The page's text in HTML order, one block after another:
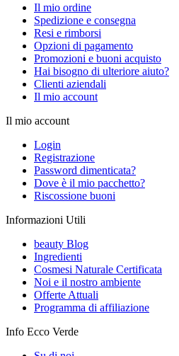
Il mio ordine
Spedizione e consegna
Resi e rimborsi
Opzioni di pagamento
Promozioni e buoni acquisto
Hai bisogno di ulteriore aiuto?
Clienti aziendali
Il mio account
Il mio account
Login
Registrazione
Password dimenticata?
Dove è il mio pacchetto?
Riscossione buoni
Informazioni Utili
beauty Blog
Ingredienti
Cosmesi Naturale Certificata
Noi e il nostro ambiente
Offerte Attuali
Programma di affiliazione
Info Ecco Verde